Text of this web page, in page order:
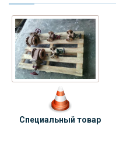
Специальный товар